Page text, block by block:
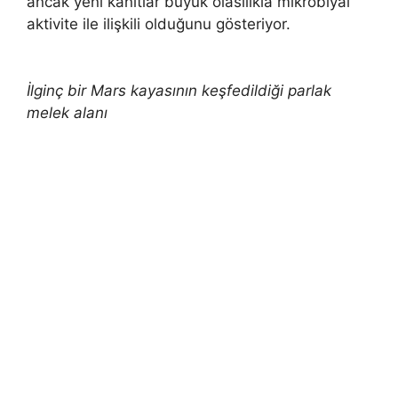
aktivite ile ilişkili olduğunu gösteriyor.
İlginç bir Mars kayasının keşfedildiği parlak
melek alanı